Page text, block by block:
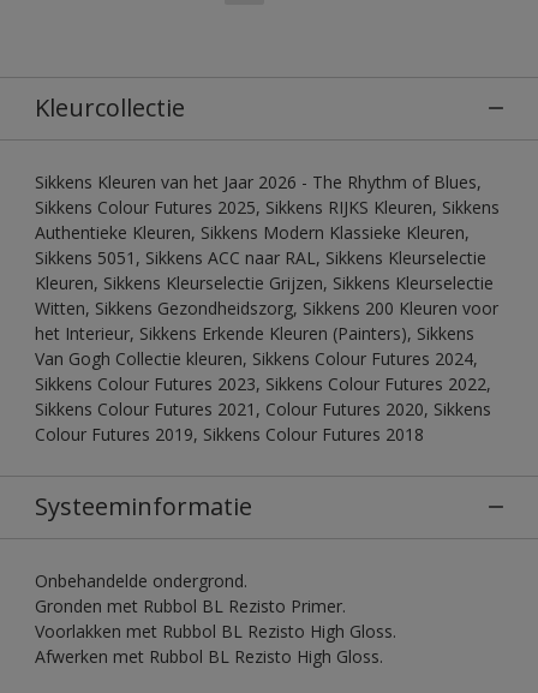
Kleurcollectie
Sikkens Kleuren van het Jaar 2026 - The Rhythm of Blues,
Sikkens Colour Futures 2025, Sikkens RIJKS Kleuren, Sikkens
Authentieke Kleuren, Sikkens Modern Klassieke Kleuren,
Sikkens 5051, Sikkens ACC naar RAL, Sikkens Kleurselectie
Kleuren, Sikkens Kleurselectie Grijzen, Sikkens Kleurselectie
Witten, Sikkens Gezondheidszorg, Sikkens 200 Kleuren voor
het Interieur, Sikkens Erkende Kleuren (Painters), Sikkens
Van Gogh Collectie kleuren, Sikkens Colour Futures 2024,
Sikkens Colour Futures 2023, Sikkens Colour Futures 2022,
Sikkens Colour Futures 2021, Colour Futures 2020, Sikkens
Colour Futures 2019, Sikkens Colour Futures 2018
Systeeminformatie
Onbehandelde ondergrond.
Gronden met Rubbol BL Rezisto Primer.
Voorlakken met Rubbol BL Rezisto High Gloss.
Afwerken met Rubbol BL Rezisto High Gloss.